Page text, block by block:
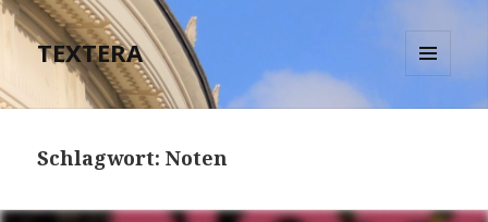
TEXTERA
Schlagwort:Noten